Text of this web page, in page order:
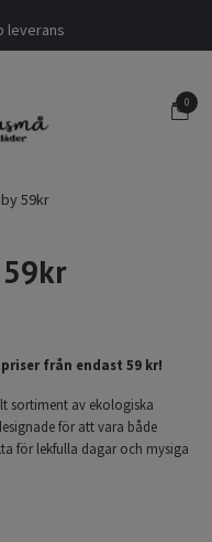
leverans
0
59kr
från endast 59 kr!
sortiment av ekologiska
för att vara både
för lekfulla dagar och mysiga